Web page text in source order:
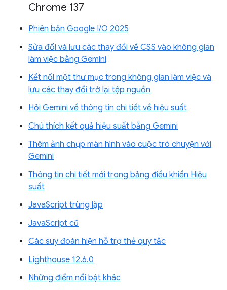
Chrome 137
Phiên bản Google I/O 2025
Sửa đổi và lưu các thay đổi về CSS vào không gian
làm việc bằng Gemini
Kết nối một thư mục trong không gian làm việc và
lưu các thay đổi trở lại tệp nguồn
Hỏi Gemini về thông tin chi tiết về hiệu suất
Chú thích kết quả hiệu suất bằng Gemini
Thêm ảnh chụp màn hình vào cuộc trò chuyện với
Gemini
Thông tin chi tiết mới trong bảng điều khiển Hiệu
suất
JavaScript trùng lặp
JavaScript cũ
Các suy đoán hiện hỗ trợ thẻ quy tắc
Lighthouse 12.6.0
Những điểm nổi bật khác